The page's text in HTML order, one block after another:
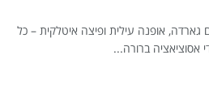
גארדה, אופנה עילית ופיצה איטלקית – כל
אסוציאציה ברורה...